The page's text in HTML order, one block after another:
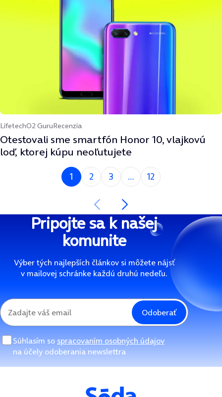
LifetechO2 GuruRecenzia
Otestovali sme smartfón Honor 10, vlajkovú
loď, ktorej kúpu neoľutujete
Predchádzajúca strana
Si na strane
1 2 3 12
Nasledujúca strana
Pripojte sa k našej
komunite
Výber tých najlepších článkov si môžete nájsť
v mailovej schránke každú druhú nedeľu.
Odoberať
Súhlasím so spracovaním osobných údajov
na účely odoberania newslettra